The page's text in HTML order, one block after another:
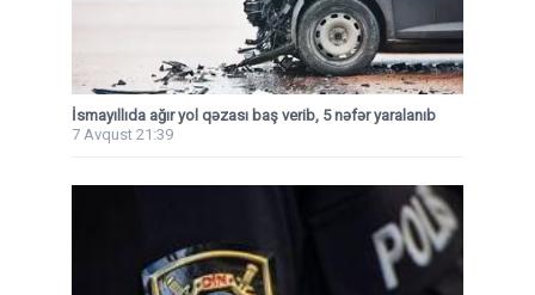
İsmayıllıda ağır yol qəzası baş verib, 5 nəfər yaralanıb
7 Avqust 21:39